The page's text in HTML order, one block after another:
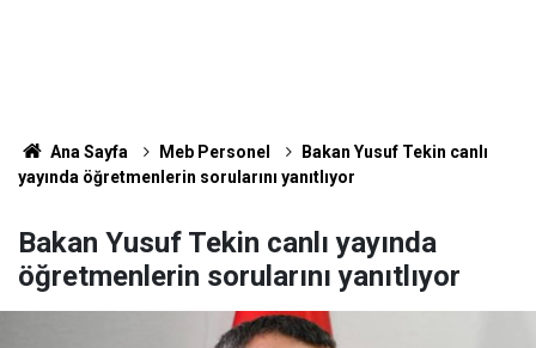
Ana Sayfa Meb Personel
Bakan Yusuf Tekin canlı
yayında öğretmenlerin sorularını yanıtlıyor
Bakan Yusuf Tekin canlı yayında
öğretmenlerin sorularını yanıtlıyor